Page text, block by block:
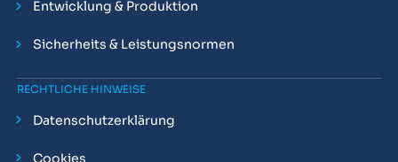
Entwicklung & Produktion
Sicherheits & Leistungsnormen
RECHTLICHE HINWEISE
Datenschutzerklärung
Cookies